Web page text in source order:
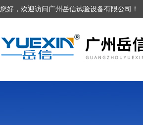
您好，欢迎访问广州岳信试验设备有限公司！